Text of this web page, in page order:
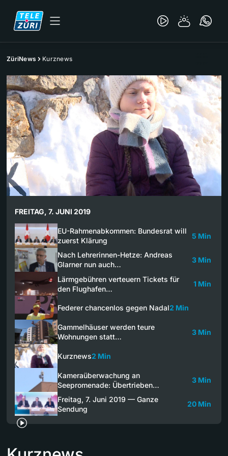
ZüriNews Kurznews
FREITAG, 7. JUNI 2019
EU-Rahmenabkommen: Bundesrat will
zuerst Klärung
5 Min
Nach Lehrerinnen-Hetze: Andreas
Glarner nun auch…
3 Min
Lärmgebühren verteuern Tickets für
den Flughafen…
1 Min
Federer chancenlos gegen Nadal2 Min
Gammelhäuser werden teure
Wohnungen statt…
3 Min
Kurznews2 Min
Kameraüberwachung an
Seepromenade: Übertrieben…
3 Min
Freitag, 7. Juni 2019 — Ganze
Sendung
20 Min